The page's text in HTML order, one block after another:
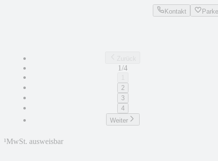
Kontakt
1/4
2
3
4
Weiter
¹MwSt. ausweisbar